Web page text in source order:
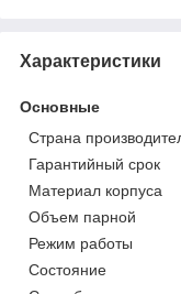
Характеристики
Основные
Страна
Гарантийный срок
Материал корпуса
Объем парной
Режим работы
Состояние